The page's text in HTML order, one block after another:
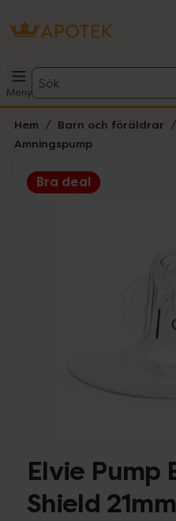
Meny
Sök
Hem Barn och föräldrar
Amningspump
Bra deal
Elvie Pump
Shield 21mm